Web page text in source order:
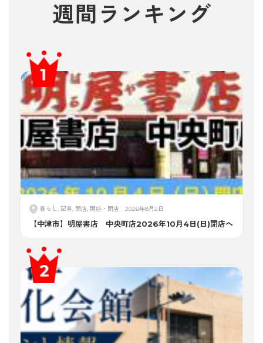
週間ランキング
暮らし, 記事, 閉店, 開店・閉店 2026年8月2日
【中津市】明屋書店 中央町店2026年10月4日(日)閉店へ